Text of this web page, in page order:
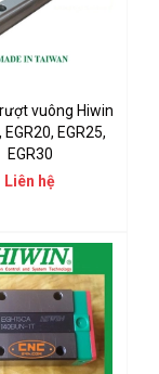
vuông Hiwin
EGR20, EGR25,
EGR30
Liên hệ